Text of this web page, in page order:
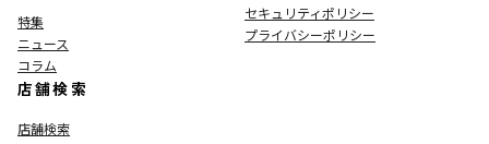
特集
ニュース
コラム
店舗検索
店舗検索
セキュリティポリシー
プライバシーポリシー